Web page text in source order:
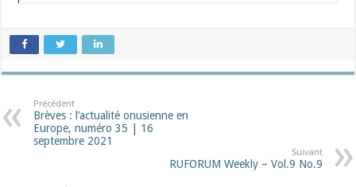
Précédent
Brèves : l’actualité onusienne en
Europe, numéro 35 | 16
septembre 2021
Suivant
RUFORUM Weekly – Vol.9 No.9